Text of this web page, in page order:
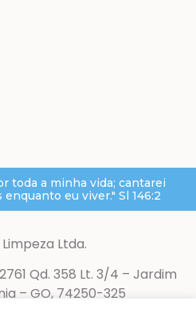
toda a minha vida; cantarei
eu viver." Sl 146:2
Ltda.
Qd. 358 Lt. 3/4 – Jardim
– GO, 74250-325